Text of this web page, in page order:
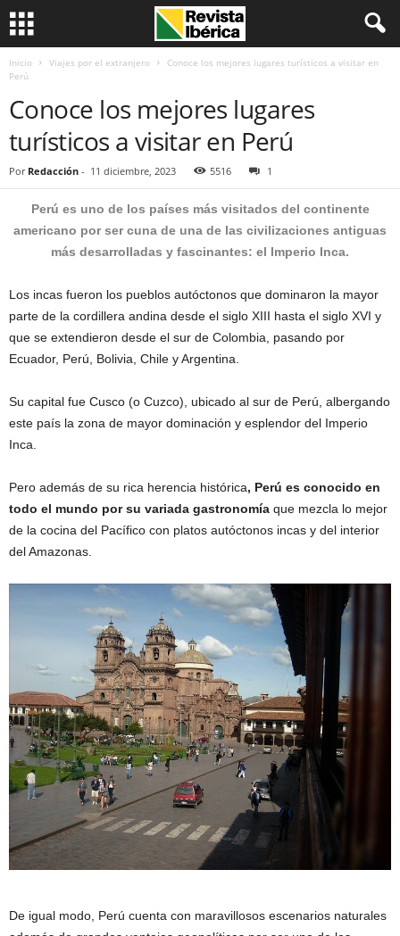
Inicio Viajes por el extranjero
Conoce los mejores lugares turísticos a visitar en
Perú
Conoce los mejores lugares
turísticos a visitar en Perú
Por Redacción - 11 diciembre, 2023 5516 1
Perú es uno de los países más visitados del continente
americano por ser cuna de una de las civilizaciones antiguas
más desarrolladas y fascinantes: el Imperio Inca.
Los incas fueron los pueblos autóctonos que dominaron la mayor
parte de la cordillera andina desde el siglo XIII hasta el siglo XVI y
que se extendieron desde el sur de Colombia, pasando por
Ecuador, Perú, Bolivia, Chile y Argentina.
Su capital fue Cusco (o Cuzco), ubicado al sur de Perú, albergando
este país la zona de mayor dominación y esplendor del Imperio
Inca.
Pero además de su rica herencia histórica, Perú es conocido en
todo el mundo por su variada gastronomía que mezcla lo mejor
de la cocina del Pacífico con platos autóctonos incas y del interior
del Amazonas.
De igual modo, Perú cuenta con maravillosos escenarios naturales